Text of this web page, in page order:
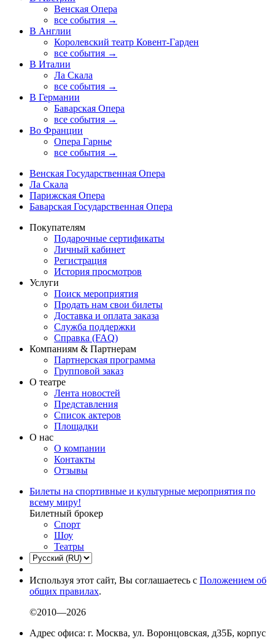
Венская Опера
все события →
В Англии
Королевский театр Ковент-Гарден
все события →
В Италии
Ла Скала
все события →
В Германии
Баварская Опера
все события →
Во Франции
Опера Гарнье
все события →
Венская Государственная Опера
Ла Скала
Парижская Опера
Баварская Государственная Опера
Покупателям
Подарочные сертификаты
Личный кабинет
Регистрация
История просмотров
Услуги
Поиск мероприятия
Продать нам свои билеты
Доставка и оплата заказа
Служба поддержки
Справка (FAQ)
Компаниям & Партнерам
Партнерская программа
Групповой заказ
О театре
Лента новостей
Представления
Список актеров
Площадки
О нас
О компании
Контакты
Отзывы
Билеты на спортивные и культурные мероприятия по
всему миру!
Билетный брокер
Спорт
Шоу
Театры
Используя этот сайт, Вы соглашаетесь с Положением об
общих правилах.
©2010—2026
Адрес офиса: г. Москва, ул. Воронцовская, д35Б, корпус